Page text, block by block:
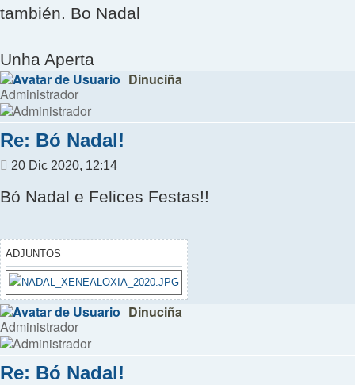
también. Bo Nadal
Unha Aperta
Dinuciña
Administrador
Re: Bó Nadal!
Mensaje
20 Dic 2020, 12:14
Bó Nadal e Felices Festas!!
ADJUNTOS
Dinuciña
Administrador
Re: Bó Nadal!